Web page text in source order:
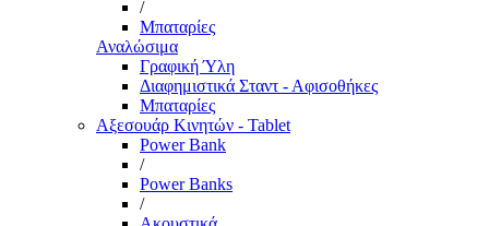
/
Μπαταρίες
Αναλώσιμα
Γραφική Ύλη
Διαφημιστικά Σταντ - Αφισοθήκες
Μπαταρίες
Αξεσουάρ Κινητών - Tablet
Power Bank
/
Power Banks
/